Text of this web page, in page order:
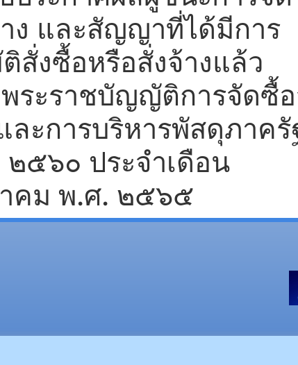
ง และสัญญาที่ได้มีการ
สั่งซื้อหรือสั่งจ้างแล้ว
ระราชบัญญัติการจัดซื้
ละการบริหารพัสดุภาครั
๒๕๖๐ ประจำเดือน
คม พ.ศ. ๒๕๖๕
โทรศัพท์ : 043-